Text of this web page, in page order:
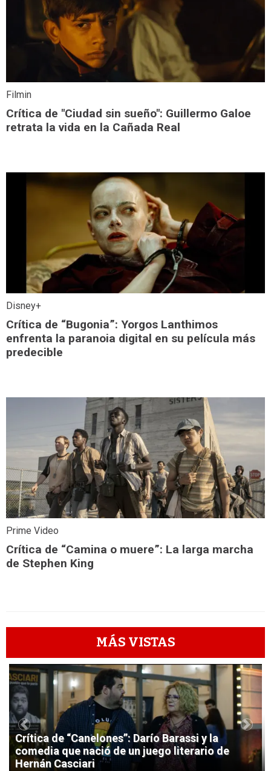
Filmin
Crítica de "Ciudad sin sueño": Guillermo Galoe
retrata la vida en la Cañada Real
Disney+
Crítica de “Bugonia”: Yorgos Lanthimos
enfrenta la paranoia digital en su película más
predecible
Prime Video
Crítica de “Camina o muere”: La larga marcha
de Stephen King
MÁS VISTAS
1
Crítica de “Canelones”: Darío Barassi y la
comedia que nació de un juego literario de
Hernán Casciari
Previous Next